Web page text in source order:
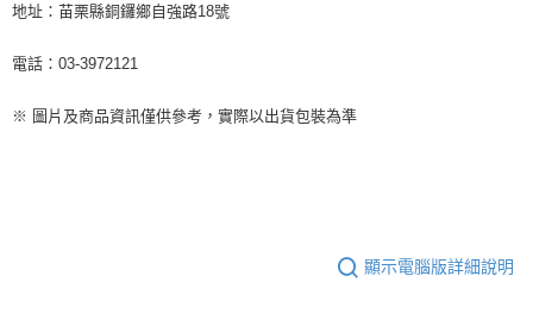
地址：苗栗縣銅鑼鄉自強路18號
電話：03-3972121
※ 圖片及商品資訊僅供參考，實際以出貨包裝為準
顯示電腦版詳細說明